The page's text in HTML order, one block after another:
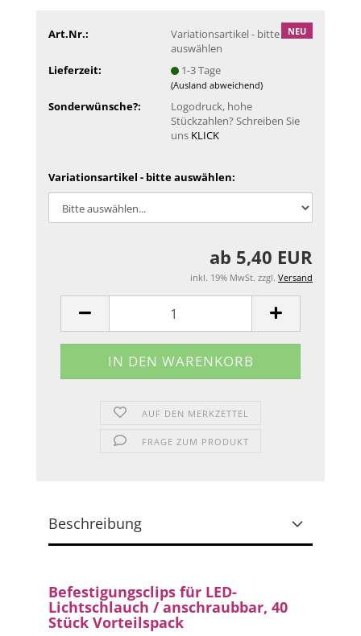
NEU
Art.Nr.:
Variationsartikel - bitte
auswählen
Lieferzeit:
1-3 Tage
(Ausland abweichend)
Sonderwünsche?:
Logodruck, hohe
Stückzahlen? Schreiben Sie
uns KLICK
Variationsartikel - bitte auswählen:
ab 5,40 EUR
inkl. 19% MwSt. zzgl. Versand
AUF DEN MERKZETTEL
FRAGE ZUM PRODUKT
Beschreibung
Befestigungsclips für LED-
Lichtschlauch / anschraubbar, 40
Stück Vorteilspack